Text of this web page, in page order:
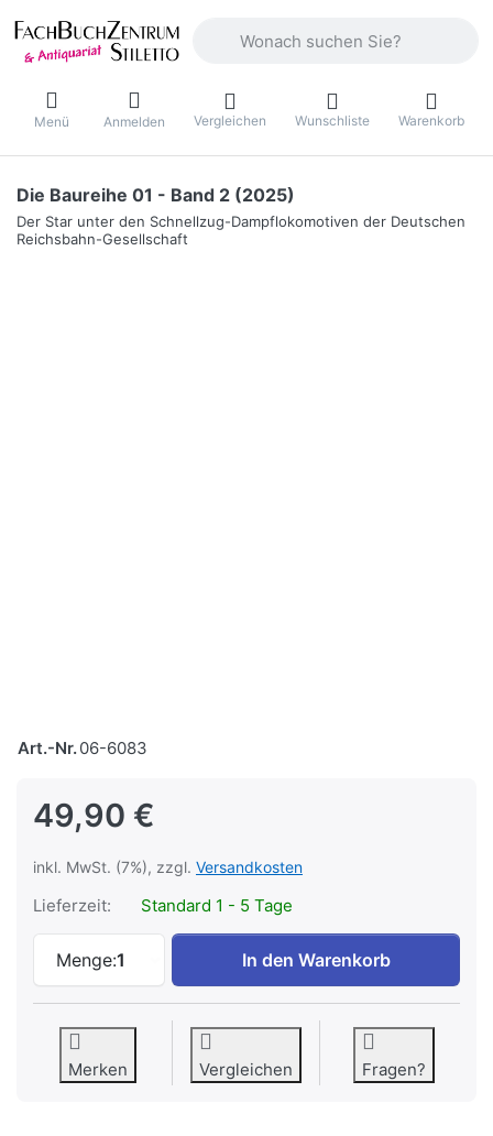
Menü Anmelden Vergleichen Wunschliste Warenkorb
Die Baureihe 01 - Band 2 (2025)
Der Star unter den Schnellzug-Dampflokomotiven der Deutschen
Reichsbahn-Gesellschaft
Art.-Nr.06-6083
49,90 €
inkl. MwSt. (7%), zzgl. Versandkosten
Lieferzeit: Standard 1 - 5 Tage
Menge:1
Die Baureihe 01 - Band 2 (2025) zu
In den Warenkorb
Merken Vergleichen Fragen?